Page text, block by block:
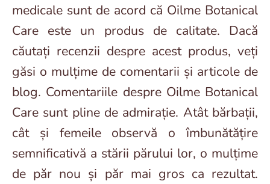
medicale sunt de acord că Oilme Botanical
Care este un produs de calitate. Dacă
căutați recenzii despre acest produs, veți
găsi o mulțime de comentarii și articole de
blog. Comentariile despre Oilme Botanical
Care sunt pline de admirație. Atât bărbații,
cât și femeile observă o îmbunătățire
semnificativă a stării părului lor, o mulțime
de păr nou și păr mai gros ca rezultat.